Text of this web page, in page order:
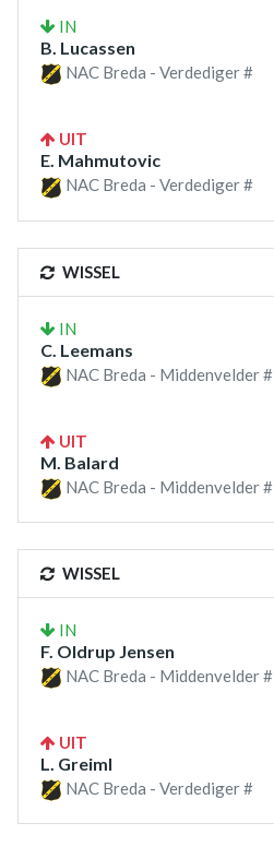
IN
B. Lucassen
NAC Breda - Verdediger #
UIT
E. Mahmutovic
NAC Breda - Verdediger #
WISSEL
IN
C. Leemans
NAC Breda - Middenvelder #
UIT
M. Balard
NAC Breda - Middenvelder #
WISSEL
IN
F. Oldrup Jensen
NAC Breda - Middenvelder #
UIT
L. Greiml
NAC Breda - Verdediger #